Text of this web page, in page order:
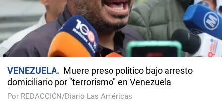
VENEZUELA
Muere preso político bajo arresto
domiciliario por "terrorismo" en Venezuela
Por REDACCIÓN/Diario Las Américas